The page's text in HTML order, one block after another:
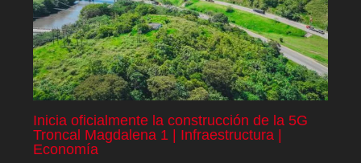
Inicia oficialmente la construcción de la 5G
Troncal Magdalena 1 | Infraestructura |
Economía